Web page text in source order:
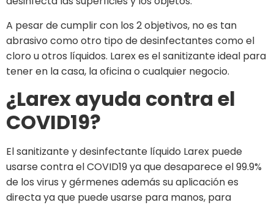
A pesar de cumplir con los 2 objetivos, no es tan
abrasivo como otro tipo de desinfectantes como el
cloro u otros líquidos. Larex es el sanitizante ideal para
tener en la casa, la oficina o cualquier negocio.
¿Larex ayuda contra el
COVID19?
El sanitizante y desinfectante líquido Larex puede
usarse contra el COVID19 ya que desaparece el 99.9%
de los virus y gérmenes además su aplicación es
directa ya que puede usarse para manos, para